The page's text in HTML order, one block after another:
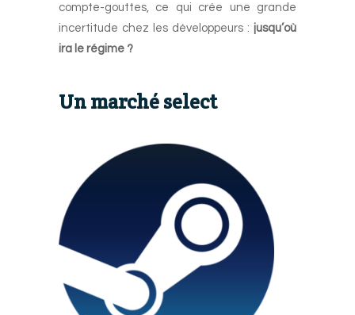
compte-gouttes, ce qui crée une grande
incertitude chez les développeurs : jusqu’où
ira le régime ?
Un marché select